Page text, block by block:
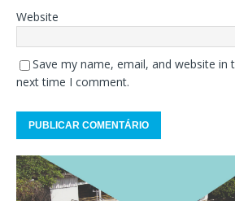
Website
Save my name, email, and website in
next time I comment.